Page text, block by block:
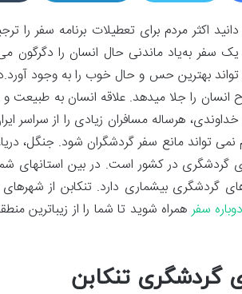
اکثر مردم برای تعطیلات برنامه سفر
یک سفر به‌یاد ماندنی حال انسان را دگرگون
بهترین حس و حال خوب را به وجود آورد.در
را جلا می­دهد. علاقه انسان به طبیعت
هرساله مسافران زیادی را از
­تواند مانع سفر گردشگران شود. جنگل،
گردشگری در کشور است. در بین استان­های
گردشگری بی­شماری دارد. تنکابن از
دوباره سفرهمراه شوید تا شما را از زیباترین
گردشگری تنکابن